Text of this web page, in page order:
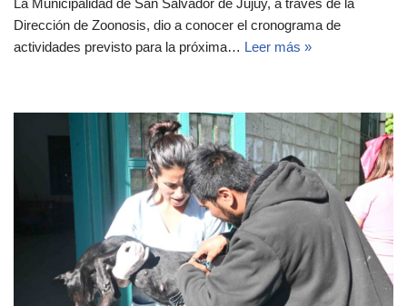
Dirección de Zoonosis, dio a conocer el cronograma de
actividades previsto para la próxima… Leer más »